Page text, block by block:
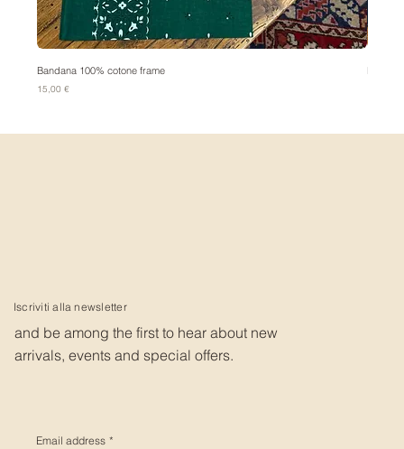
Bandana 100% cotone frame
Prezzo
15,00 €
Iscriviti alla newsletter
and be among the first to hear about new
arrivals, events and special offers.
Email address *